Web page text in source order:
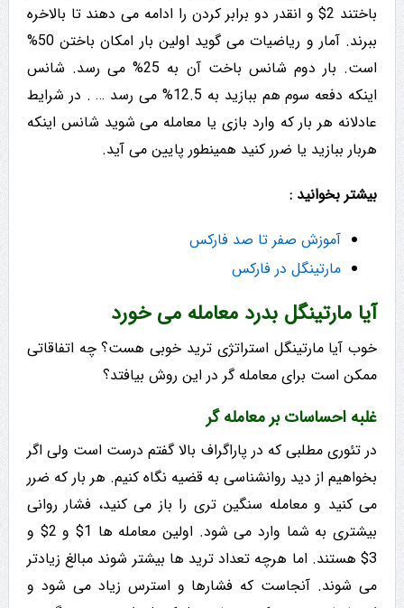
باختند 2$ و انقدر دو برابر کردن را ادامه می دهند تا بالاخره
ببرند. آمار و ریاضیات می گوید اولین بار امکان باختن 50%
است. بار دوم شانس باخت آن به 25% می رسد. شانس
اینکه دفعه سوم هم ببازید به 12.5% می رسد … . در شرایط
عادلانه هر بار که وارد بازی یا معامله می شوید شانس اینکه
هربار ببازید یا ضرر کنید همینطور پایین می آید.
بیشتر بخوانید :
آموزش صفر تا صد فارکس
مارتینگل در فارکس
آیا مارتینگل بدرد معامله می خورد
خوب آیا مارتینگل استراتژی ترید خوبی هست؟ چه اتفاقاتی
ممکن است برای معامله گر در این روش بیافتد؟
غلبه احساسات بر معامله گر
در تئوری مطلبی که در پاراگراف بالا گفتم درست است ولی اگر
بخواهیم از دید روانشناسی به قضیه نگاه کنیم. هر بار که ضرر
می کنید و معامله سنگین تری را باز می کنید، فشار روانی
بیشتری به شما وارد می شود. اولین معامله ها 1$ و 2$ و
3$ هستند. اما هرچه تعداد ترید ها بیشتر شوند مبالغ زیادتر
می شوند. آنجاست که فشارها و استرس زیاد می شود و